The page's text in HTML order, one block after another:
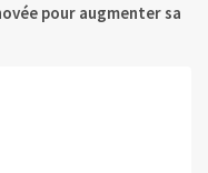
pour augmenter sa